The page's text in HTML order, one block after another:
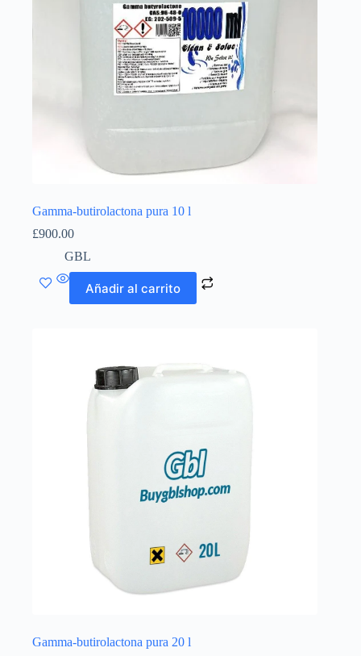
Gamma-butirolactona pura 10 l
£900.00
GBL
Añadir al carrito
Gamma-butirolactona pura 20 l